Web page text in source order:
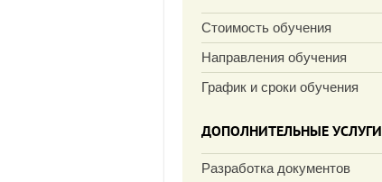
Стоимость обучения
Направления обучения
График и сроки обучения
ДОПОЛНИТЕЛЬНЫЕ УСЛУГИ
Разработка документов